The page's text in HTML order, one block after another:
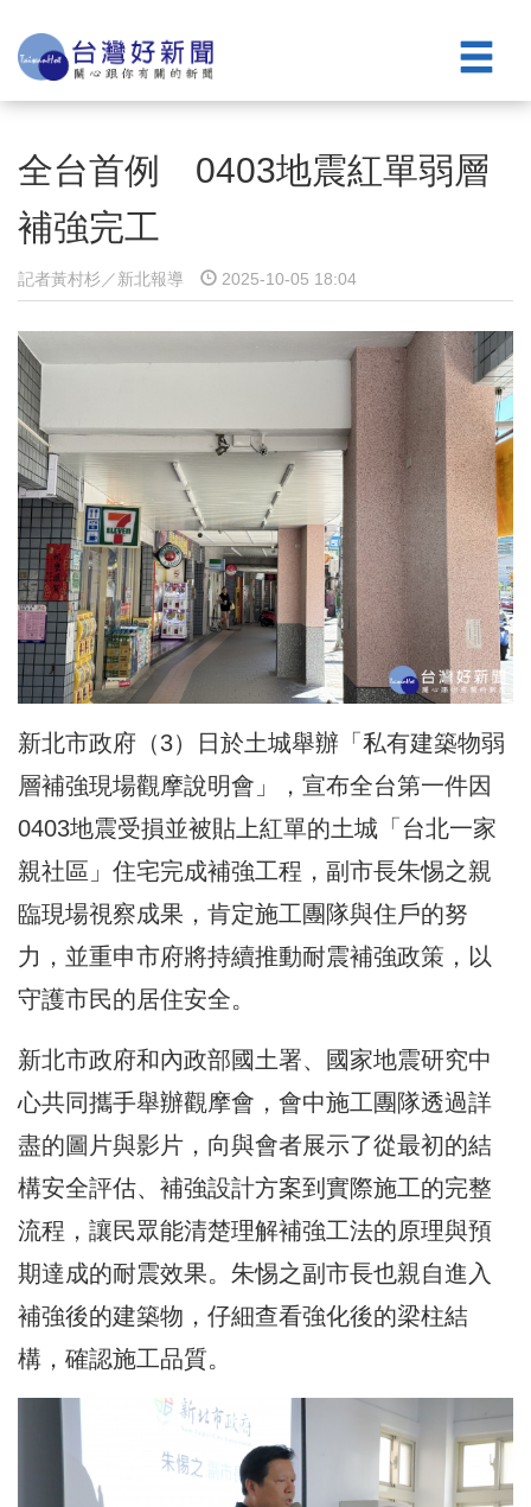
全台首例 0403地震紅單弱層
補強完工
記者黃村杉／新北報導 2025-10-05 18:04
新北市政府（3）日於土城舉辦「私有建築物弱
層補強現場觀摩說明會」，宣布全台第一件因
0403地震受損並被貼上紅單的土城「台北一家
親社區」住宅完成補強工程，副市長朱惕之親
臨現場視察成果，肯定施工團隊與住戶的努
力，並重申市府將持續推動耐震補強政策，以
守護市民的居住安全。
新北市政府和內政部國土署、國家地震研究中
心共同攜手舉辦觀摩會，會中施工團隊透過詳
盡的圖片與影片，向與會者展示了從最初的結
構安全評估、補強設計方案到實際施工的完整
流程，讓民眾能清楚理解補強工法的原理與預
期達成的耐震效果。朱惕之副市長也親自進入
補強後的建築物，仔細查看強化後的梁柱結
構，確認施工品質。